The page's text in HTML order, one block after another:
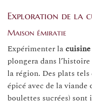
Exploration de la
Maison émiratie
Expérimenter la
plongera dans
la région. Des plats
épicé avec de la viande
boulettes sucrées)